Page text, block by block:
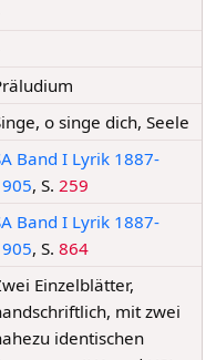
o singe dich, Seele
Band I Lyrik 1887-
, S.259
Band I Lyrik 1887-
, S.864
Einzelblätter,
mit zwei
identischen